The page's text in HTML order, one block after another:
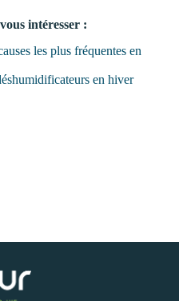
intéresser :
les plus fréquentes en
en hiver